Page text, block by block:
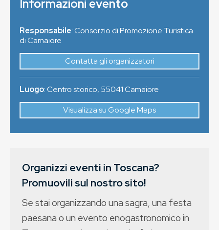
Informazioni evento
Responsabile: Consorzio di Promozione Turistica
di Camaiore
Contatta gli organizzatori
Luogo:Centro storico, 55041Camaiore
Visualizza su Google Maps
Organizzi eventi in Toscana?
Promuovili sul nostro sito!
Se stai organizzando una sagra, una festa
paesana o un evento enogastronomico in